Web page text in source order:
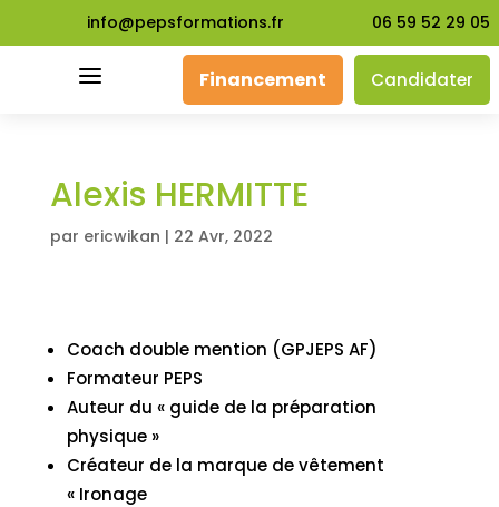
info@pepsformations.fr 06 59 52 29 05
a Financement Candidater
Alexis HERMITTE
par ericwikan | 22 Avr, 2022
Coach double mention (GPJEPS AF)
Formateur PEPS
Auteur du « guide de la préparation
physique »
Créateur de la marque de vêtement
« Ironage